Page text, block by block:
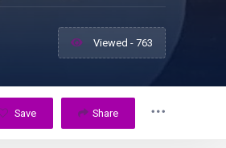
Viewed - 763
Save Share